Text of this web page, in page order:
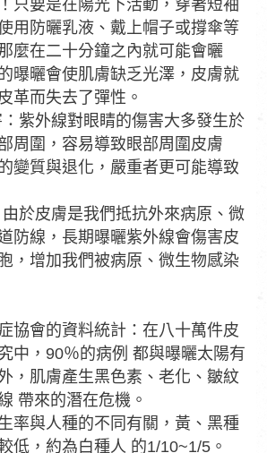
只要是在陽光下活動，穿著短袖
用防曬乳液、戴上帽子或撐傘等
麼在二十分鐘之內就可能會曬
曝曬會使肌膚缺乏光澤，皮膚就
革而失去了彈性。
：紫外線對眼睛的傷害大多發生於
周圍，容易導致眼部周圍皮膚
變質與退化，嚴重者更可能導致
由於皮膚是我們抵抗外來病原、微
防線，長期曝曬紫外線會傷害皮
，增加我們被病原、微生物感染
協會的資料統計：在八十萬件皮
中，90％的病例 都與曝曬太陽有
，肌膚產生黑色素、老化、皺紋
帶來的潛在危機。
率與人種的不同有關，黃、黑種
低，約為白種人 的1/10~1/5。